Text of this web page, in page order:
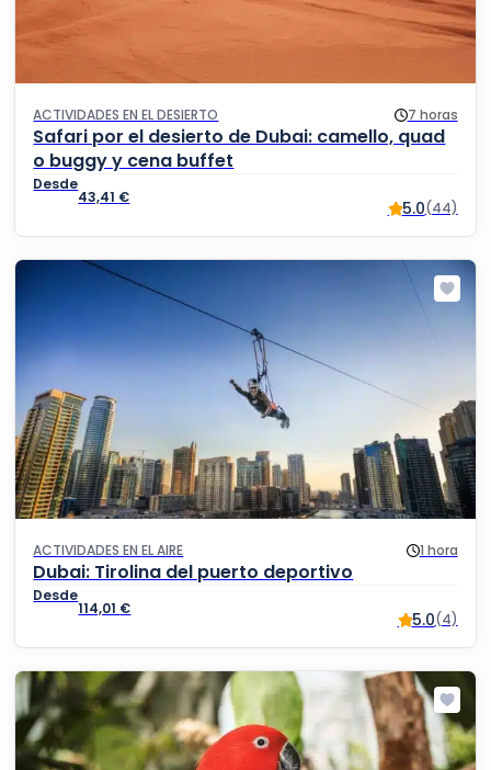
ACTIVIDADES EN EL DESIERTO 7 horas
Safari por el desierto de Dubai: camello, quad
o buggy y cena buffet
43,41 €
5.0(44)
ACTIVIDADES EN EL AIRE 1 hora
Dubai: Tirolina del puerto deportivo
114,01 €
5.0(4)